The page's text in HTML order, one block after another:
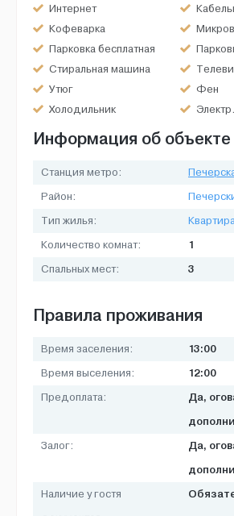
Интернет
Кофеварка
Парковка бесплатная
Стиральная машина
Утюг
Фен
Холодильник
Информация об объекте
Станция метро:
Район:
Тип жилья:
Количество комнат:
1
Спальных мест: 3
Правила проживания
Время заселения: 13:00
Время выселения: 12:00
Предоплата:
Да,
Залог:
Да,
Наличие у гостя